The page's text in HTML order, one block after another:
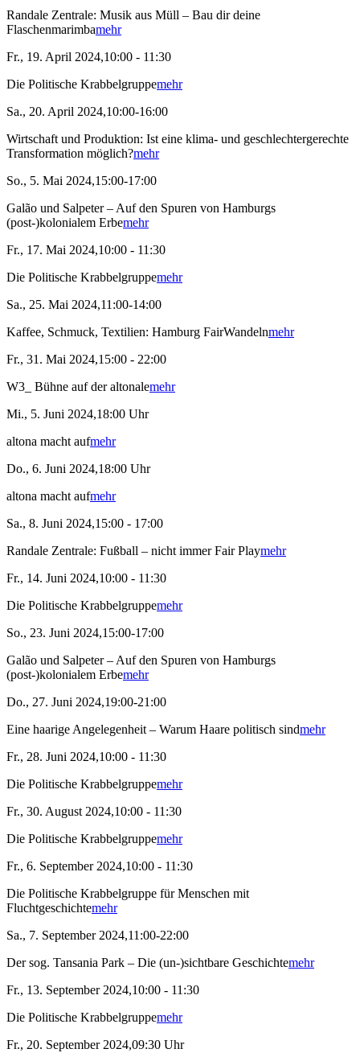
Randale Zentrale: Musik aus Müll – Bau dir deine
Flaschenmarimbamehr
Fr., 19. April 2024,10:00 - 11:30
Die Politische Krabbelgruppemehr
Sa., 20. April 2024,10:00-16:00
Wirtschaft und Produktion: Ist eine klima- und geschlechtergerechte
Transformation möglich?mehr
So., 5. Mai 2024,15:00-17:00
Galão und Salpeter – Auf den Spuren von Hamburgs
(post-)kolonialem Erbemehr
Fr., 17. Mai 2024,10:00 - 11:30
Die Politische Krabbelgruppemehr
Sa., 25. Mai 2024,11:00-14:00
Kaffee, Schmuck, Textilien: Hamburg FairWandelnmehr
Fr., 31. Mai 2024,15:00 - 22:00
W3_ Bühne auf der altonalemehr
Mi., 5. Juni 2024,18:00 Uhr
altona macht aufmehr
Do., 6. Juni 2024,18:00 Uhr
altona macht aufmehr
Sa., 8. Juni 2024,15:00 - 17:00
Randale Zentrale: Fußball – nicht immer Fair Playmehr
Fr., 14. Juni 2024,10:00 - 11:30
Die Politische Krabbelgruppemehr
So., 23. Juni 2024,15:00-17:00
Galão und Salpeter – Auf den Spuren von Hamburgs
(post-)kolonialem Erbemehr
Do., 27. Juni 2024,19:00-21:00
Eine haarige Angelegenheit – Warum Haare politisch sindmehr
Fr., 28. Juni 2024,10:00 - 11:30
Die Politische Krabbelgruppemehr
Fr., 30. August 2024,10:00 - 11:30
Die Politische Krabbelgruppemehr
Fr., 6. September 2024,10:00 - 11:30
Die Politische Krabbelgruppe für Menschen mit
Fluchtgeschichtemehr
Sa., 7. September 2024,11:00-22:00
Der sog. Tansania Park – Die (un-)sichtbare Geschichtemehr
Fr., 13. September 2024,10:00 - 11:30
Die Politische Krabbelgruppemehr
Fr., 20. September 2024,09:30 Uhr